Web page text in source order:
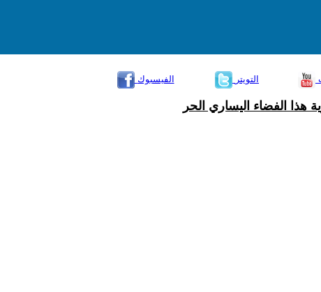
الفيسبوك
التويتر
هذا الفضاء اليساري الحر